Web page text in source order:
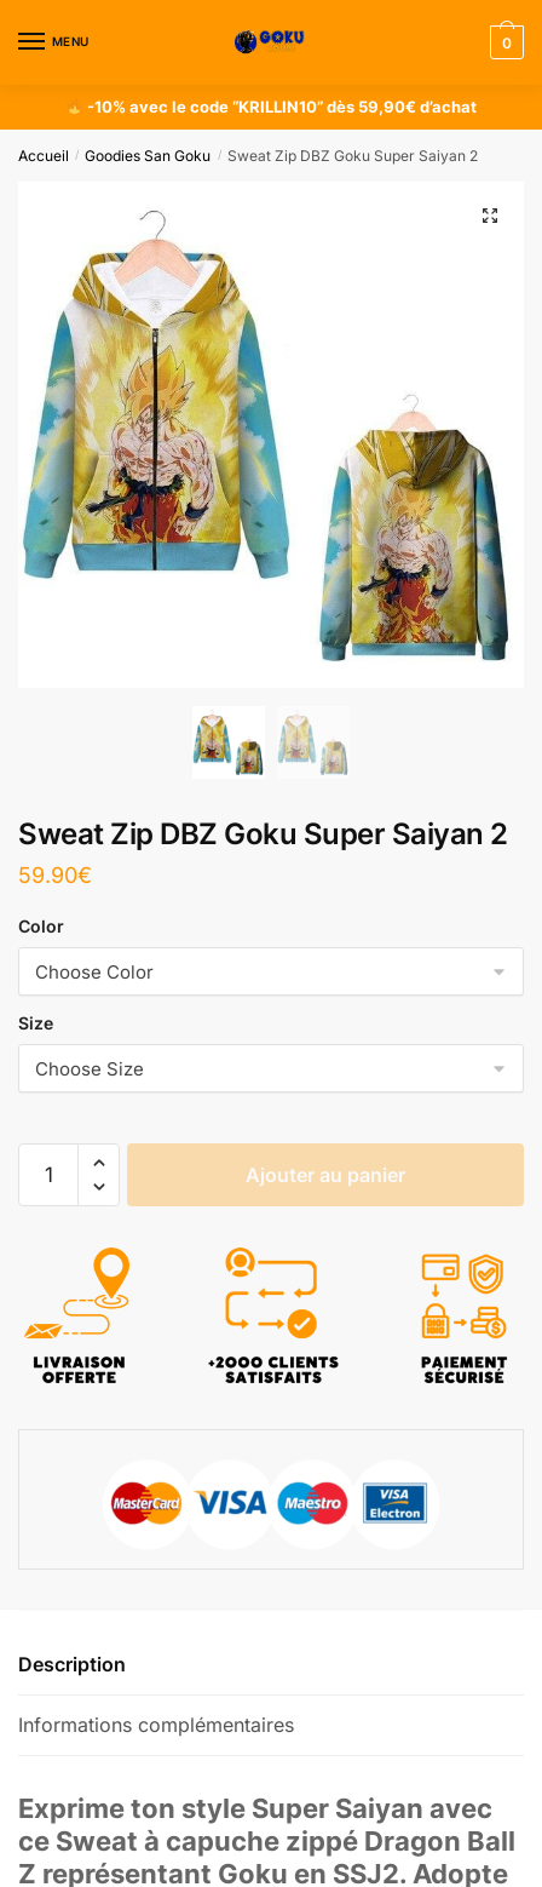
MENU 0
-10% avec le code “KRILLIN10” dès 59,90€ d’achat
Accueil / Goodies San Goku / Sweat Zip DBZ Goku Super Saiyan 2
Sweat Zip DBZ Goku Super Saiyan 2
59.90€
Color
Size
Ajouter au panier
Description
Informations complémentaires
Exprime ton style Super Saiyan avec
ce Sweat à capuche zippé Dragon Ball
Z représentant Goku en SSJ2. Adopte